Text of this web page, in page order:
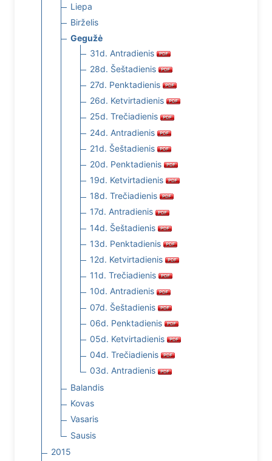
Liepa
Birželis
Gegužė
31d. Antradienis
28d. Šeštadienis
27d. Penktadienis
26d. Ketvirtadienis
25d. Trečiadienis
24d. Antradienis
21d. Šeštadienis
20d. Penktadienis
19d. Ketvirtadienis
18d. Trečiadienis
17d. Antradienis
14d. Šeštadienis
13d. Penktadienis
12d. Ketvirtadienis
11d. Trečiadienis
10d. Antradienis
07d. Šeštadienis
06d. Penktadienis
05d. Ketvirtadienis
04d. Trečiadienis
03d. Antradienis
Balandis
Kovas
Vasaris
Sausis
2015